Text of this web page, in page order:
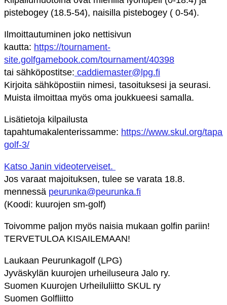
pistebogey (18.5-54), naisilla pistebogey ( 0-54).
Ilmoittautuminen joko nettisivun
kautta: https://tournament-
site.golfgamebook.com/tournament/40398
tai sähköpostitse: caddiemaster@lpg.fi
Kirjoita sähköpostiin nimesi, tasoituksesi ja seurasi.
Muista ilmoittaa myös oma joukkueesi samalla.
Lisätietoja kilpailusta
tapahtumakalenterissamme: https://www.skul.org/
golf-3/
Katso Janin videoterveiset.
Jos varaat majoituksen, tulee se varata 18.8.
mennessä peurunka@peurunka.fi
(Koodi: kuurojen sm-golf)
Toivomme paljon myös naisia mukaan golfin pariin!
TERVETULOA KISAILEMAAN!
Laukaan Peurunkagolf (LPG)
Jyväskylän kuurojen urheiluseura Jalo ry.
Suomen Kuurojen Urheiluliitto SKUL ry
Suomen Golfliitto